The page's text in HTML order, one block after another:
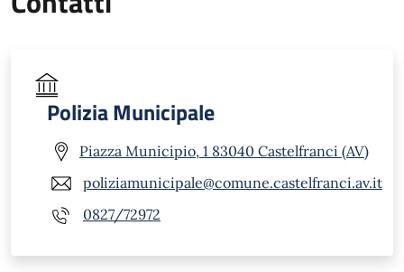
Polizia Municipale
Piazza Municipio, 1 83040 Castelfranci (AV)
poliziamunicipale@comune.castelfranci.av.it
0827/72972